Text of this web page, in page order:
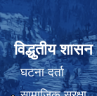
विद्धुतीय शासन
घटना दर्ता